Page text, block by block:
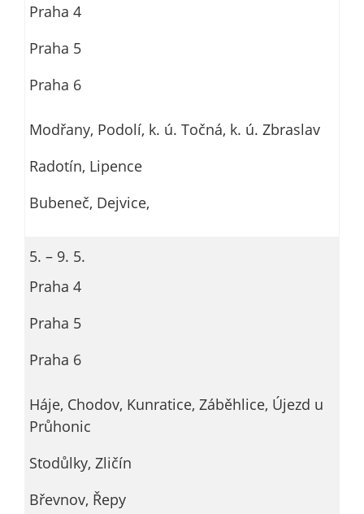
Praha 4
Praha 5
Praha 6
Modřany, Podolí, k. ú. Točná, k. ú. Zbraslav
Radotín, Lipence
Bubeneč, Dejvice,
5. – 9. 5.
Praha 4
Praha 5
Praha 6
Háje, Chodov, Kunratice, Záběhlice, Újezd u
Průhonic
Stodůlky, Zličín
Břevnov, Řepy